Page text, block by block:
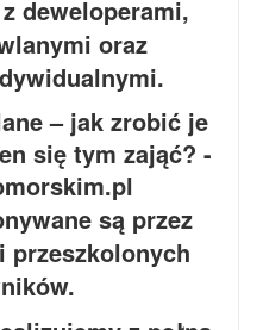
deweloperami,
oraz
są przez
przeszkolonych